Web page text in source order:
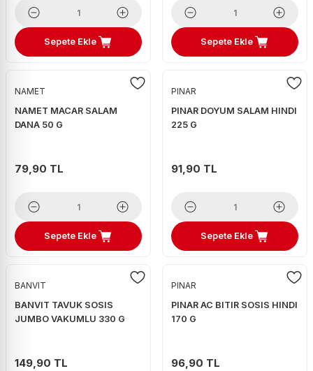
Sepete Ekle Sepete Ekle
NAMET
NAMET MACAR SALAM
DANA 50 G
79,90 TL
Sepete Ekle
PINAR
PINAR DOYUM SALAM HINDI
225 G
91,90 TL
Sepete Ekle
BANVIT
BANVIT TAVUK SOSIS
JUMBO VAKUMLU 330 G
149,90 TL
PINAR
PINAR AC BITIR SOSIS HINDI
170 G
96,90 TL